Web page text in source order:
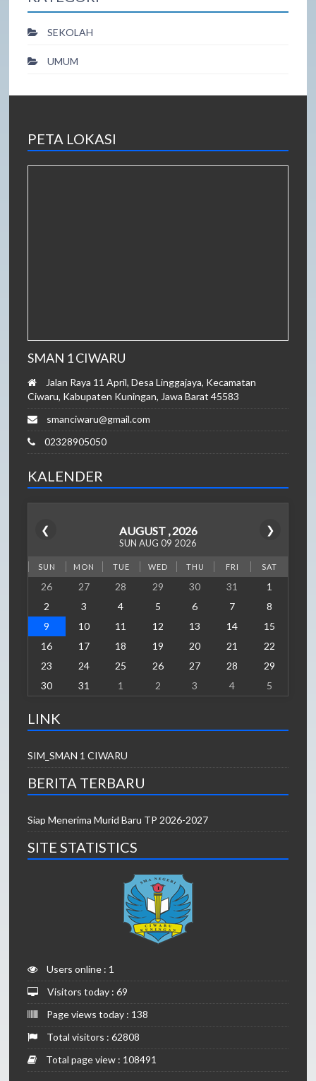
SEKOLAH
UMUM
PETA LOKASI
SMAN 1 CIWARU
Jalan Raya 11 April, Desa Linggajaya, Kecamatan
Ciwaru, Kabupaten Kuningan, Jawa Barat 45583
smanciwaru@gmail.com
02328905050
KALENDER
❮ AUGUST , 2026
SUN AUG 09 2026
❯
SUN MON TUE WED THU FRI SAT
26 27 28 29 30 31
1
2
3 4 5 6 7
8
9
10 11 12 13 14
15
16
17 18 19 20 21
22
23
24 25 26 27 28
29
30
31 1 2 3 4 5
LINK
SIM_SMAN 1 CIWARU
BERITA TERBARU
Siap Menerima Murid Baru TP 2026-2027
SITE STATISTICS
Users online : 1
Visitors today : 69
Page views today : 138
Total visitors : 62808
Total page view : 108491